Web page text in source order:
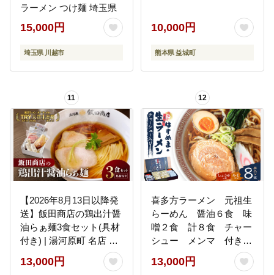
ラーメン つけ麺 埼玉県
15,000円
埼玉県 川越市
10,000円
熊本県 益城町
11
【2026年8月13日以降発
送】飯田商店の鶏出汁醤
油らぁ麺3食セット(具材
付き) | 湯河原町 名店 人
気店 鶏出汁 ラーメン 自
宅で楽しむ
13,000円
12
喜多方ラーメン 元祖生
らーめん 醤油６食 味
噌２食 計８食 チャー
シュー メンマ 付き
ラーメン らーめん み
そ しょうゆ セット
13,000円